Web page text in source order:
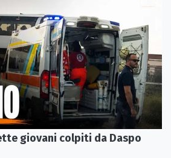
giovani colpiti da Daspo